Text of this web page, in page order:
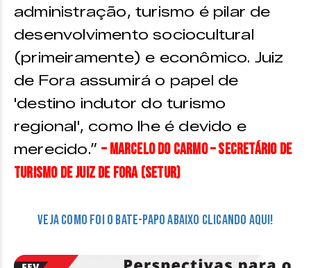
administração, turismo é pilar de
desenvolvimento sociocultural
(primeiramente) e econômico. Juiz
de Fora assumirá o papel de
'destino indutor do turismo
regional', como lhe é devido e
merecido.”– Marcelo do Carmo – Secretário de
Turismo de Juiz de Fora (Setur)
Veja como foi o bate-papo abaixo CLICANDO AQUI!